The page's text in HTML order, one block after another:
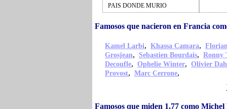
PAIS DONDE MURIO
Famosos que nacieron en Francia
Kamel Larbi, Khassa Camara,
Grosjean, Sebastien Bourdais, Ronny
Decoufle, Ophelie Winter, Olivier
Provost, Marc Cerrone,
Famosos que miden 1.77 como